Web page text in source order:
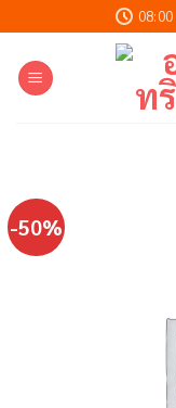
to
content
08:00
-50%